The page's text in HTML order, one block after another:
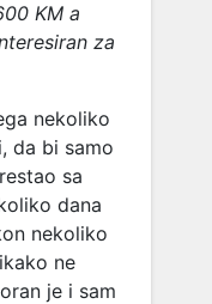
KM a
za
nekoliko
da bi samo
sa
dana
nekoliko
ne
je i sam